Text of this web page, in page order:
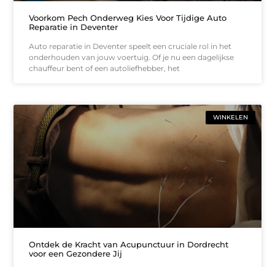
Voorkom Pech Onderweg Kies Voor Tijdige Auto
Reparatie in Deventer
Auto reparatie in Deventer speelt een cruciale rol in het
onderhouden van jouw voertuig. Of je nu een dagelijkse
chauffeur bent of een autoliefhebber, het
WINKELEN
Ontdek de Kracht van Acupunctuur in Dordrecht
voor een Gezondere Jij